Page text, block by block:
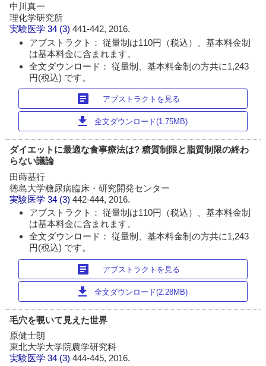
中川真一
理化学研究所
実験医学 34 (3)441-442, 2016.
アブストラクト： 従量制は110円（税込）、基本料金制
は基本料金に含まれます。
全文ダウンロード： 従量制、基本料金制の方共に1,243
円(税込) です。
article アブストラクトを見る
download 全文ダウンロード(1.75MB)
ダイエットに最適な食事療法は? 糖質制限と脂質制限の終わ
らない議論
田蒔基行
徳島大学糖尿病臨床・研究開発センター
実験医学 34 (3)442-444, 2016.
アブストラクト： 従量制は110円（税込）、基本料金制
は基本料金に含まれます。
全文ダウンロード： 従量制、基本料金制の方共に1,243
円(税込) です。
article アブストラクトを見る
download 全文ダウンロード(2.28MB)
毛穴を覗いて見えた世界
原健士朗
東北大学大学院農学研究科
実験医学 34 (3)444-445, 2016.